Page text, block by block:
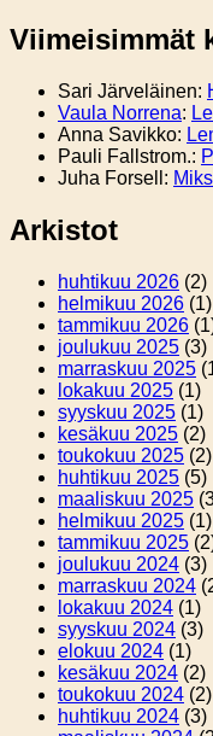
Viimeisimmät
Sari Järveläinen:
Vaula Norrena:
Anna Savikko:
Pauli Fallstrom.:
Juha Forsell :
Arkistot
huhtikuu 2026 (2)
helmikuu 2026 (1)
tammikuu 2026
joulukuu 2025 (3)
marraskuu 2025
lokakuu 2025 (1)
syyskuu 2025 (1)
kesäkuu 2025 (2)
toukokuu 2025 (2)
huhtikuu 2025 (5)
maaliskuu 2025
helmikuu 2025 (1)
tammikuu 2025
joulukuu 2024 (3)
marraskuu 2024
lokakuu 2024 (1)
syyskuu 2024 (3)
elokuu 2024 (1)
kesäkuu 2024 (2)
toukokuu 2024 (2)
huhtikuu 2024 (3)